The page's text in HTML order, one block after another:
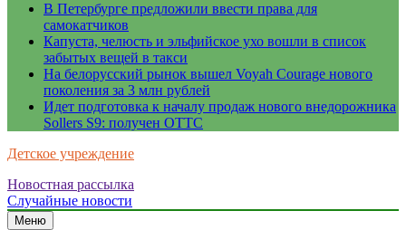
В Петербурге предложили ввести права для
самокатчиков
Капуста, челюсть и эльфийское ухо вошли в список
забытых вещей в такси
На белорусский рынок вышел Voyah Courage нового
поколения за 3 млн рублей
Идет подготовка к началу продаж нового внедорожника
Sollers S9: получен ОТТС
Детское учреждение
Новостная рассылка
Случайные новости
Меню